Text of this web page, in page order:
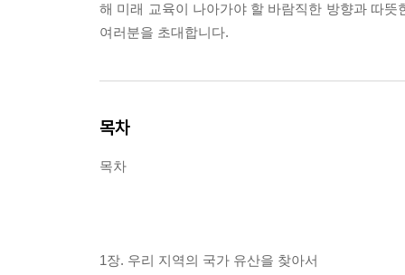
해 미래 교육이 나아가야 할 바람직한 방향과 따
여러분을 초대합니다.
목차
목차
1장. 우리 지역의 국가 유산을 찾아서